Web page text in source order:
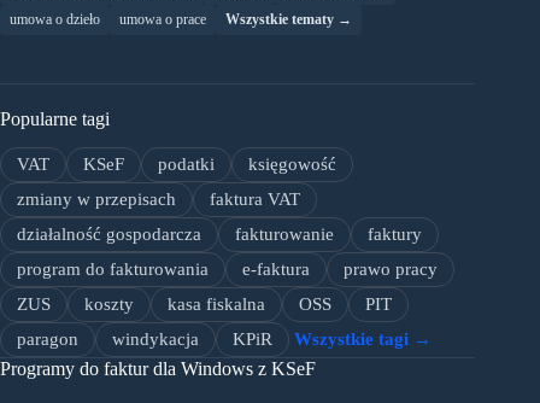
umowa o dzieło
umowa o prace Wszystkie tematy →
Popularne tagi
VAT KSeF podatki
księgowość
zmiany w przepisach
faktura VAT
działalność gospodarcza
fakturowanie
faktury
program do fakturowania
e-faktura
prawo pracy
ZUS
koszty kasa fiskalna OSS
PIT
paragon
windykacja KPiR Wszystkie tagi →
Programy do faktur dla Windows z KSeF